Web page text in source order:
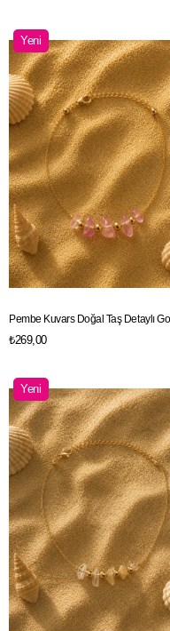
₺269,00
Yeni
Ürün
Yeni
Ürün